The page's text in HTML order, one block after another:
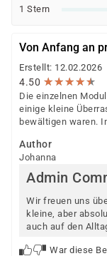
Arbeit)
Weitere
Ob eine
entscheidet der
1 Stern
Von Anfang an
Erstellt: 12.02.2026
4.50 ★★★★★
★★★★★
Die einzelnen
einige kleine
bewältigen waren.
Author
Johanna
Admin
Wir freuen uns
kleine, aber
auch auf den
War diese